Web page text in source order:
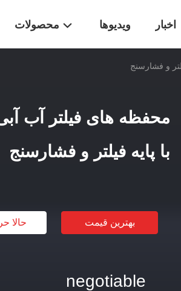
محصولات ویدیوها اخبار
با پایه فیلتر و فشارسنج
بهترین قیمت حالا
negotiable